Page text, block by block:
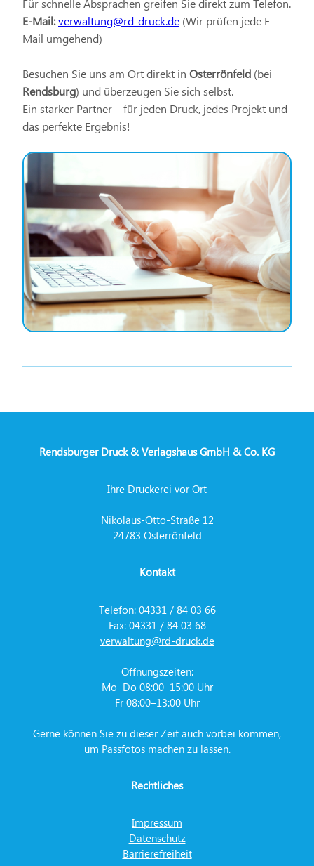
Für schnelle Absprachen greifen Sie direkt zum Telefon.
E-Mail:verwaltung@rd-druck.de (Wir prüfen jede E-
Mail umgehend)
Besuchen Sie uns am Ort direkt in Osterrönfeld (bei
Rendsburg) und überzeugen Sie sich selbst.
Ein starker Partner – für jeden Druck, jedes Projekt und
das perfekte Ergebnis!
Rendsburger Druck & Verlagshaus GmbH & Co. KG
Ihre Druckerei vor Ort
Nikolaus-Otto-Straße 12
24783 Osterrönfeld
Kontakt
Telefon: 04331 / 84 03 66
Fax: 04331 / 84 03 68
verwaltung@rd-druck.de
Öffnungszeiten:
Mo–Do 08:00–15:00 Uhr
Fr 08:00–13:00 Uhr
Gerne können Sie zu dieser Zeit auch vorbei kommen,
um Passfotos machen zu lassen.
Rechtliches
Impressum
Datenschutz
Barrierefreiheit